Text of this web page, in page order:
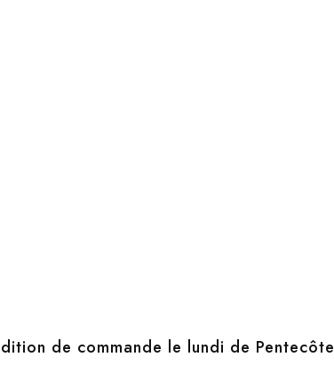
de commande le lundi de Pentecôte